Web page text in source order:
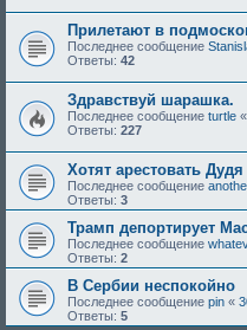
Прилетают в
Последнее сообщение
Ответы: 42
Здравствуй шарашка.
Последнее сообщение turtle «
Ответы: 227
Хотят арестовать Дудя
Последнее сообщение
Ответы: 3
Трамп депортирует
Последнее сообщение
Ответы: 2
В Сербии неспокойно
Последнее сообщение pin «
Ответы: 5